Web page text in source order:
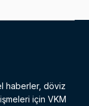
haberler, döviz
için VKM